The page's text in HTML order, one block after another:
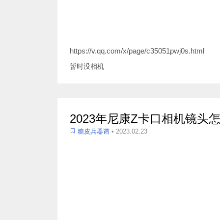
https://v.qq.com/x/page/c35051pwj0s.html
暂时没相机
2023年尼康Z卡口相机镜头
糖皮兵器谱 • 2023.02.23